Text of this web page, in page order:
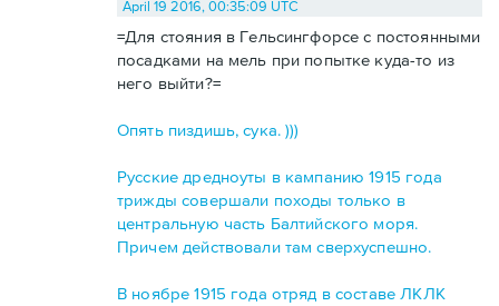
April 19 2016, 00:35:09 UTC
=Для стояния в Гельсингфорсе с постоянными
посадками на мель при попытке куда-то из
него выйти?=
Опять пиздишь, сука. )))
Русские дредноуты в кампанию 1915 года
трижды совершали походы только в
центральную часть Балтийского моря.
Причем действовали там сверхуспешно.
В ноябре 1915 года отряд в составе ЛКЛК